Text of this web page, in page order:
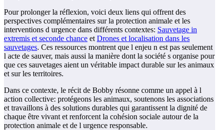
Pour prolonger la réflexion, voici deux liens qui offrent des
perspectives complémentaires sur la protection animale et les
interventions d urgence dans différents contextes: Sauvetage in
extremis et seconde chance et Drones et localisation dans les
sauvetages. Ces ressources montrent que l enjeu n est pas seulement
l acte de sauver, mais aussi la manière dont la société s organise pour
que ces sauvetages aient un véritable impact durable sur les animaux
et sur les territoires.
Dans ce contexte, le récit de Bobby résonne comme un appel à l
action collective: protégeons les animaux, soutenons les associations
et travaillons à des solutions durables qui garantissent la dignité de
chaque être vivant et renforcent la cohésion sociale autour de la
protection animale et de l urgence responsable.